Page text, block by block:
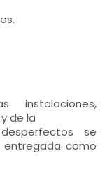
de la
se
entregada como